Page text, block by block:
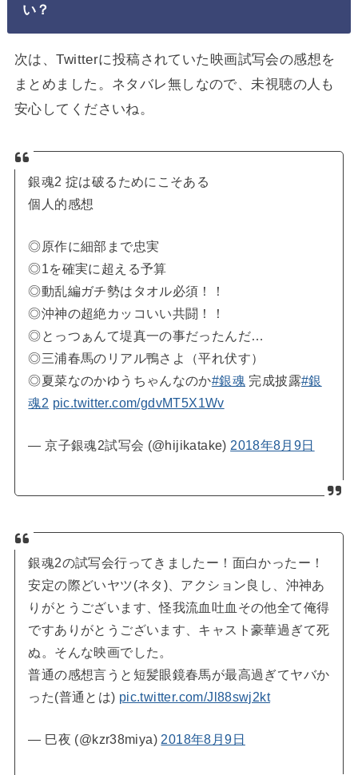
い？
次は、Twitterに投稿されていた映画試写会の感想を
まとめました。ネタバレ無しなので、未視聴の人も
安心してくださいね。
銀魂2 掟は破るためにこそある
個人的感想
◎原作に細部まで忠実
◎1を確実に超える予算
◎動乱編ガチ勢はタオル必須！！
◎沖神の超絶カッコいい共闘！！
◎とっつぁんて堤真一の事だったんだ…
◎三浦春馬のリアル鴨さよ（平れ伏す）
◎夏菜なのかゆうちゃんなのか#銀魂 完成披露#銀
魂2 pic.twitter.com/gdvMT5X1Wv
— 京子銀魂2試写会 (@hijikatake) 2018年8月9日
銀魂2の試写会行ってきましたー！面白かったー！
安定の際どいヤツ(ネタ)、アクション良し、沖神あ
りがとうございます、怪我流血吐血その他全て俺得
ですありがとうございます、キャスト豪華過ぎて死
ぬ。そんな映画でした。
普通の感想言うと短髪眼鏡春馬が最高過ぎてヤバか
った(普通とは) pic.twitter.com/Jl88swj2kt
— 巳夜 (@kzr38miya) 2018年8月9日